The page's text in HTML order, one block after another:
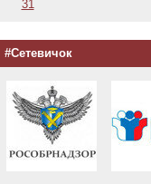
31
#Сетевичок